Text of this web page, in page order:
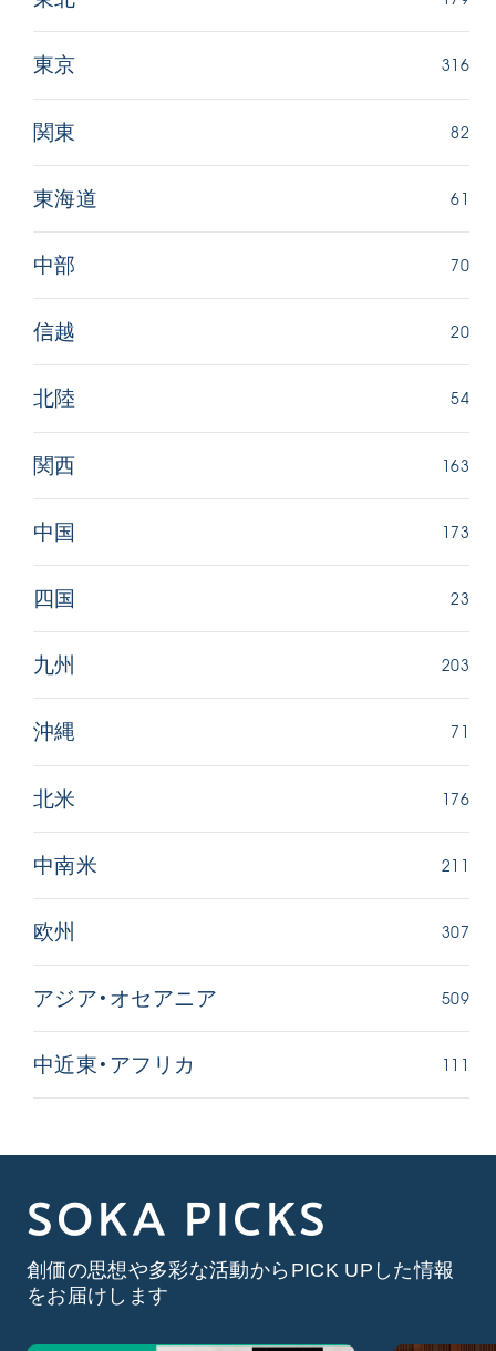
東京 316
関東 82
東海道 61
中部 70
信越 20
北陸 54
関西 163
中国 173
四国 23
九州 203
沖縄 71
北米 176
中南米 211
欧州 307
アジア・オセアニア 509
中近東・アフリカ 111
SOKA PICKS
創価の思想や多彩な活動からPICK UPした情報
をお届けします